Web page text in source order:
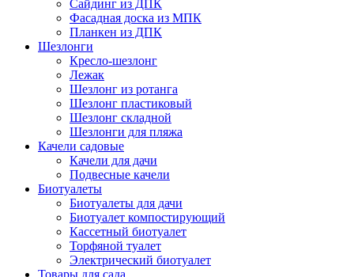
Сайдинг из ДПК
Фасадная доска из МПК
Планкен из ДПК
Шезлонги
Кресло-шезлонг
Лежак
Шезлонг из ротанга
Шезлонг пластиковый
Шезлонг складной
Шезлонги для пляжа
Качели садовые
Качели для дачи
Подвесные качели
Биотуалеты
Биотуалеты для дачи
Биотуалет компостирующий
Кассетный биотуалет
Торфяной туалет
Электрический биотуалет
Товары для сада